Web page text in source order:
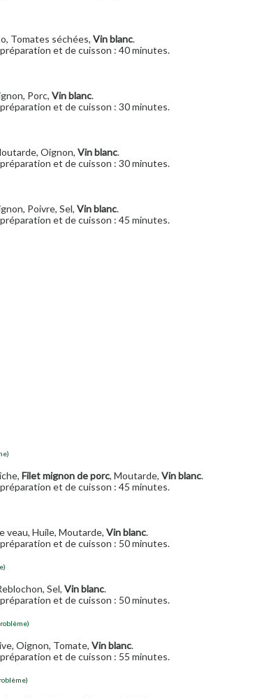
Tomates séchées, Vin blanc.
et de cuisson : 40 minutes.
Porc, Vin blanc.
et de cuisson : 30 minutes.
Oignon, Vin blanc.
et de cuisson : 30 minutes.
Poivre, Sel, Vin blanc.
et de cuisson : 45 minutes.
Filet mignon de porc, Moutarde, Vin blanc.
et de cuisson : 45 minutes.
veau, Huile, Moutarde, Vin blanc.
et de cuisson : 50 minutes.
Sel, Vin blanc.
et de cuisson : 50 minutes.
Oignon, Tomate, Vin blanc.
et de cuisson : 55 minutes.